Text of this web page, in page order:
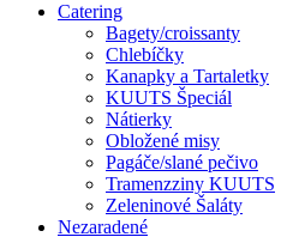
Catering
Bagety/croissanty
Chlebíčky
Kanapky a Tartaletky
KUUTS Špeciál
Nátierky
Obložené misy
Pagáče/slané pečivo
Tramenzziny KUUTS
Zeleninové Šaláty
Nezaradené